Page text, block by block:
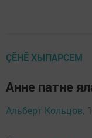
ÇӖНӖ ХЫПАРСЕМ
Анне патне
Альберт Кольцов,